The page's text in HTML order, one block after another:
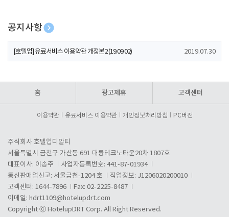
공지사항
[호텔업] 개인정보 처리방침 개정본1 (19.09.02)
[호텔업] 유료서비스 이용약관 개정본2 (19.09.02) 2019.07.30
홈 광고제휴 고객센터
이용약관 유료서비스 이용약관 개인정보처리방침 PC버전
주식회사 호텔업디알티
서울특별시 금천구 가산동 691 대륭테크노타운20차 1807호
대표이사: 이송주
사업자등록번호: 441-87-01934
통신판매업신고: 서울금천-1204 호
직업정보: J1206020200010
고객센터: 1644-7896
Fax: 02-2225-8487
이메일: hdrt1109@hotelupdrt.com
Copyright ⓒ HotelupDRT Corp. All Right Reserved.